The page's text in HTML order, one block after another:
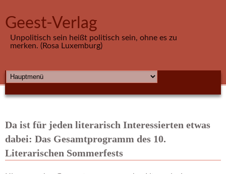
Geest-Verlag
Unpolitisch sein heißt politisch sein, ohne es zu
merken. (Rosa Luxemburg)
HAUPTMENÜ
Da ist für jeden literarisch Interessierten etwas
dabei: Das Gesamtprogramm des 10.
Literarischen Sommerfests